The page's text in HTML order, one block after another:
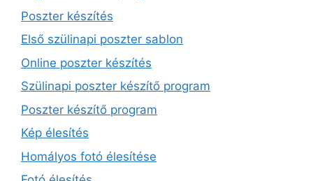
Poszter készítés
Első szülinapi poszter sablon
Online poszter készítés
Szülinapi poszter készítő program
Poszter készítő program
Kép élesítés
Homályos fotó élesítése